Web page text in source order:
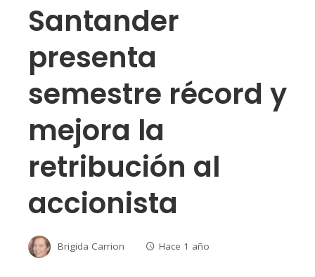
Santander
presenta
semestre récord y
mejora la
retribución al
accionista
Brigida Carrion Hace 1 año